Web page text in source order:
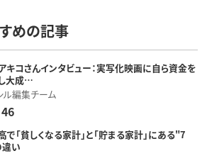
めの記事
キコさんインタビュー：実写化映画に自ら資金を
大成…
ル編集チーム
46
で「貧しくなる家計」と「貯まる家計」にある"7
い